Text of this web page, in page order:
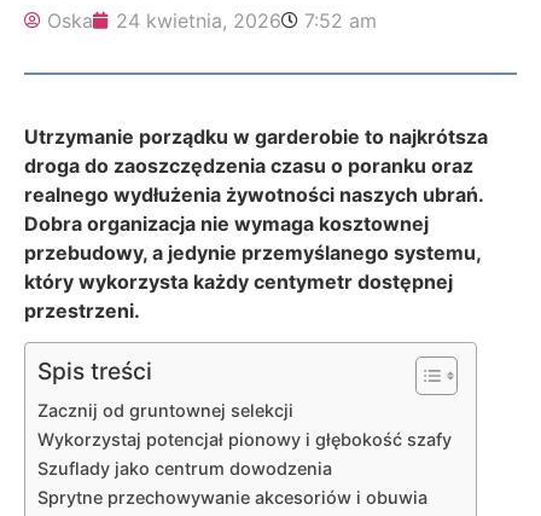
Oska 24 kwietnia, 2026 7:52 am
Utrzymanie porządku w garderobie to najkrótsza
droga do zaoszczędzenia czasu o poranku oraz
realnego wydłużenia żywotności naszych ubrań.
Dobra organizacja nie wymaga kosztownej
przebudowy, a jedynie przemyślanego systemu,
który wykorzysta każdy centymetr dostępnej
przestrzeni.
Spis treści
Zacznij od gruntownej selekcji
Wykorzystaj potencjał pionowy i głębokość szafy
Szuflady jako centrum dowodzenia
Sprytne przechowywanie akcesoriów i obuwia